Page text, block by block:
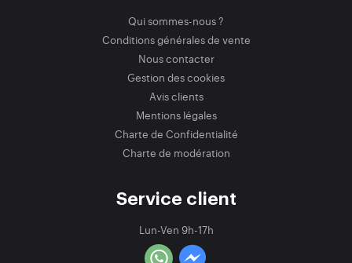
Qui sommes-nous ?
Conditions générales de vente
Nous contacter
Gestion des cookies
Avis clients
Mentions légales
Charte de Confidentialité
Charte de modération
Service client
Lun-Ven 9h-17h